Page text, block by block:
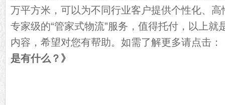
万平方米，可以为不同行业客户提供个性化、
专家级的“管家式物流”服务，值得托付，以上就
内容，希望对您有帮助。如需了解更多请点击：
是有什么？ 》